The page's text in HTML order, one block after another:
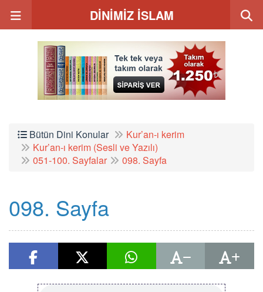
DİNİMİZ İSLAM
Bütün Dini Konular
Kur’an-ı kerim
Kur’an-ı kerim (Sesli ve Yazılı)
051-100. Sayfalar
098. Sayfa
098. Sayfa